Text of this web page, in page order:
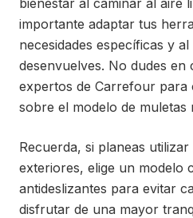
bienestar al caminar al aire
importante adaptar tus
necesidades específicas y
desenvuelves. No dudes
expertos de Carrefour para
sobre el modelo de muletas
Recuerda, si planeas
exteriores, elige un modelo
antideslizantes para evitar
disfrutar de una mayor